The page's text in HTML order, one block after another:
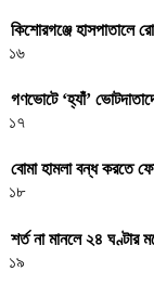
কিশোরগঞ্জে হাসপাতালে
১৬
গণভোটে ‘হ্যাঁ’
১৭
বোমা হামলা বন্ধ করতে
১৮
শর্ত না মানলে ২৪ ঘণ্টার
১৯